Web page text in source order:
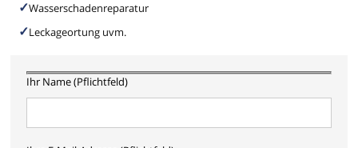
Wasserschadenreparatur
Leckageortung uvm.
Ihr Name (Pflichtfeld)